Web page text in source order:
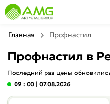
Главная Профнастил
Профнастил в
Последний раз цены
09 : 00 | 07.08.2026